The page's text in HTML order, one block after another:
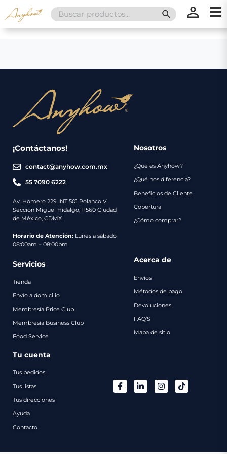
Search
for:
SEARCH
¡Contáctanos!
contact@anyhow.com.mx
55 7090 6222
Av. Homero 229 INT 501 Polanco V
Sección Miguel Hidalgo, 11560 Ciudad
de México, CDMX
Horario de Atención: Lunes a sábado
08:00am – 08:00pm
Nosotros
¿Qué es Anyhow?
¿Qué nos diferencia?
Beneficios de Cliente
Cobertura
¿Cómo comprar?
Servicios
Tienda
Envío a domicilio
Membresía Price Club
Membresía Business Club
Food Service
Acerca de
Envíos
Métodos de pago
Devoluciones
FAQ’S
Mapa de sitio
Tu cuenta
Tus pedidos
Tus listas
Tus direcciones
Ayuda
Contacto
Nosotros
Servicios
Envíos
Métodos
de
Catálogo
Regalos
Contacto